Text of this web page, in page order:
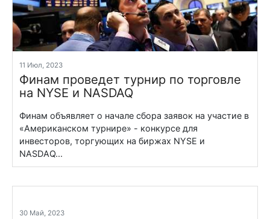
11 Июл, 2023
Финам проведет турнир по торговле
на NYSE и NASDAQ
Финам объявляет о начале сбора заявок на участие в
«Американском турнире» - конкурсе для
инвесторов, торгующих на биржах NYSE и
NASDAQ...
30 Май, 2023